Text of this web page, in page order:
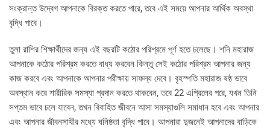
সংক্রান্ত উদ্বেগ আপনাকে বিরক্ত করতে পারে, তবে এই সময়ে আপনার আর্থিক অবস্থা
বৃদ্ধি পাবে।
তুলা রাশির শিক্ষার্থীদের জন্য এই বছরটি কঠোর পরিশ্রমে পূর্ণ হতে চলেছে। শনি মহারাজ
আপনাকে কঠোর পরিশ্রম করতে বাধ্য করবেন কিন্তু সেই কঠোর পরিশ্রম আপনার জন্য
কাজ করবে এবং আপনাকে আপনার পরীক্ষায় সাফল্য দেবে। বৃহস্পতি মহারাজ ষষ্ঠ ভাবে
অবস্থান করে শারীরিক সমস্যা প্রদান করতে থাকবেন, তবে 22 এপ্রিলের পরে, যখন তিনি
সপ্তম ভাবে চলে যাবেন, তখন বিবাহিত জীবনে আসা সমস্যাগুলি সমাধান হবে এবং আপনার
এবং আপনার জীবনসাথীর মধ্যে ঘনিষ্ঠতা বৃদ্ধি পাবে। আপনারা দুজনেই আপনাদের বাড়িকে